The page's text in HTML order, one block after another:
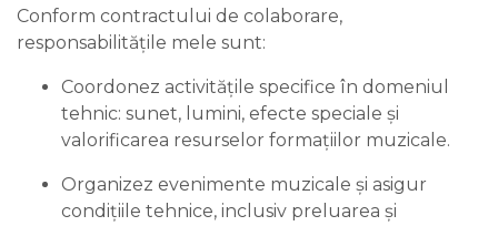
Conform contractului de colaborare,
responsabilitățile mele sunt:
Coordonez activitățile specifice în domeniul
tehnic: sunet, lumini, efecte speciale și
valorificarea resurselor formațiilor muzicale.
Organizez evenimente muzicale și asigur
condițiile tehnice, inclusiv preluarea și